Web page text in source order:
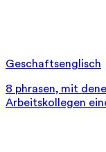
Geschaftsenglisch
8 phrasen, mit
Arbeitskollegen